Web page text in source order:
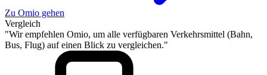
Zu Omio gehen
Vergleich
"Wir empfehlen Omio, um alle verfügbaren Verkehrsmittel (Bahn,
Bus, Flug) auf einen Blick zu vergleichen."